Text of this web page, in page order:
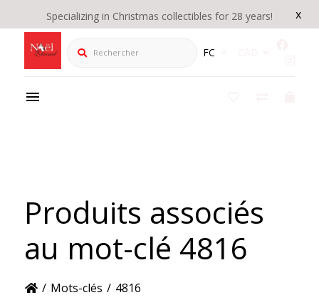
x
Specializing in Christmas collectibles for 28 years!
Rechercher FC
Produits associés
au mot-clé 4816
/ Mots-clés / 4816